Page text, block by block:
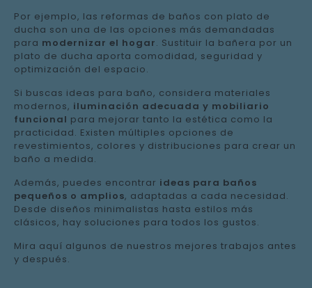
Por ejemplo, las reformas de baños con plato de
ducha son una de las opciones más demandadas
para modernizar el hogar. Sustituir la bañera por un
plato de ducha aporta comodidad, seguridad y
optimización del espacio.
Si buscas ideas para baño, considera materiales
modernos, iluminación adecuada y mobiliario
funcional para mejorar tanto la estética como la
practicidad. Existen múltiples opciones de
revestimientos, colores y distribuciones para crear un
baño a medida.
Además, puedes encontrar ideas para baños
pequeños o amplios, adaptadas a cada necesidad.
Desde diseños minimalistas hasta estilos más
clásicos, hay soluciones para todos los gustos.
Mira aquí algunos de nuestros mejores trabajos antes
y después.